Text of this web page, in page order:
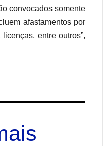
convocados somente
afastamentos por
entre outros”,